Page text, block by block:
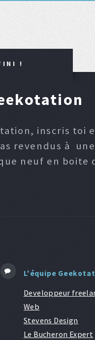
!
inscris toi
revendus à
neuf en boite
L'équipe
Developpeur
Web
Stevens Design
Le Bucheron Expert